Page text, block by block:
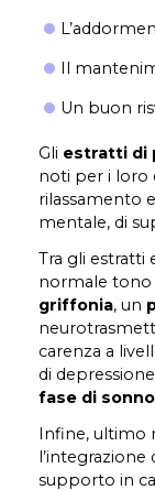
Il
Un buon
Gli estratti di
noti per i loro
rilassamento
mentale, di
Tra gli estratti
normale tono
griffonia, un
carenza a
di
fase di
Infine, ultimo
l’integrazione
supporto in